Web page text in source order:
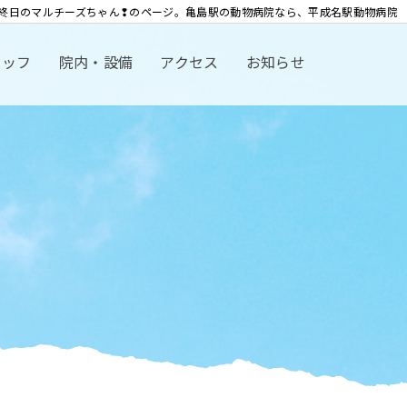
日のマルチーズちゃん❢のページ。亀島駅の動物病院なら、平成名駅動物病院
フ 院内・設備 アクセス お知らせ